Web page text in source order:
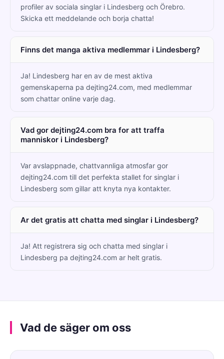
profiler av sociala singlar i Lindesberg och Örebro.
Skicka ett meddelande och borja chatta!
Finns det manga aktiva medlemmar i Lindesberg?
Ja! Lindesberg har en av de mest aktiva
gemenskaperna pa dejting24.com, med medlemmar
som chattar online varje dag.
Vad gor dejting24.com bra for att traffa
manniskor i Lindesberg?
Var avslappnade, chattvannliga atmosfar gor
dejting24.com till det perfekta stallet for singlar i
Lindesberg som gillar att knyta nya kontakter.
Ar det gratis att chatta med singlar i Lindesberg?
Ja! Att registrera sig och chatta med singlar i
Lindesberg pa dejting24.com ar helt gratis.
Vad de säger om oss